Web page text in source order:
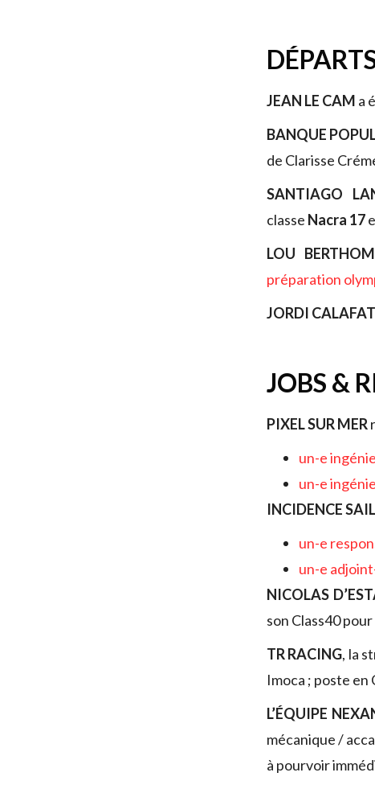
JEAN LE CAM a
BANQUE
de Clarisse
SANTIAGO
classe Nacra 17
LOU
préparation
JORDI CALAFAT
JOBS &
PIXEL SUR MER
un-e
un-e
INCIDENCE
un-e
un-e
NICOLAS
son Class40
TR RACING, la
Imoca ; poste en
L’ÉQUIPE
mécanique /
à pourvoir